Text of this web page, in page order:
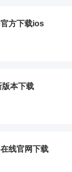
方下载ios
版本下载
线官网下载